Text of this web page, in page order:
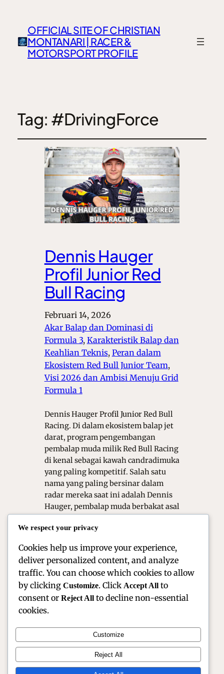
OFFICIAL SITE OF CHRISTIAN
MONTANARI | RACER &
MOTORSPORT PROFILE
Tag: #DrivingForce
Dennis Hauger
Profil Junior Red
Bull Racing
Februari 14, 2026
Akar Balap dan Dominasi di
Formula 3, Karakteristik Balap dan
Keahlian Teknis, Peran dalam
Ekosistem Red Bull Junior Team ,
Visi 2026 dan Ambisi Menuju Grid
Formula 1
Dennis Hauger Profil Junior Red Bull
Racing. Di dalam ekosistem balap jet
darat, program pengembangan
pembalap muda milik Red Bull Racing
di kenal sebagai kawah candradimuka
yang paling kompetitif. Salah satu
nama yang paling bersinar dalam
radar mereka saat ini adalah Dennis
Hauger, pembalap muda berbakat asal
kecepatan murni dan mentalitas
Official Site of Christian Montanari | Racer & Motorsport
Profile
We respect your privacy
Cookies help us improve your experience,
deliver personalized content, and analyze
traffic. You can choose which cookies to allow
by clicking Customize. Click Accept All to
consent or Reject All to decline non-essential
cookies.
Customize
Reject All